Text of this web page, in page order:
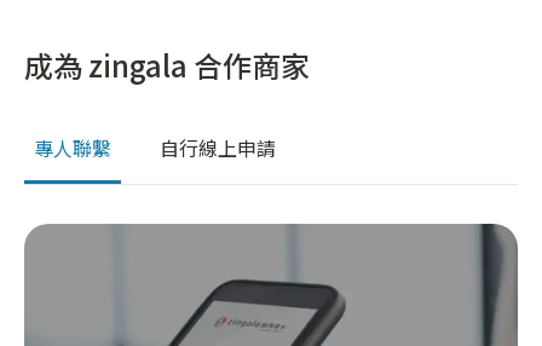
成為 zingala 合作商家
專人聯繫 自行線上申請